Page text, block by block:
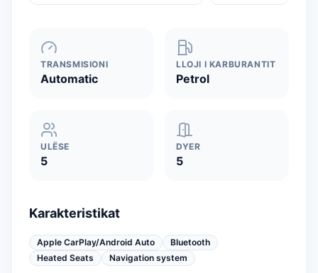
TRANSMISIONI
Automatic
LLOJI I KARBURANTIT
Petrol
ULËSE
5
DYER
5
Karakteristikat
Apple CarPlay/Android Auto
Bluetooth
Heated Seats
Navigation system